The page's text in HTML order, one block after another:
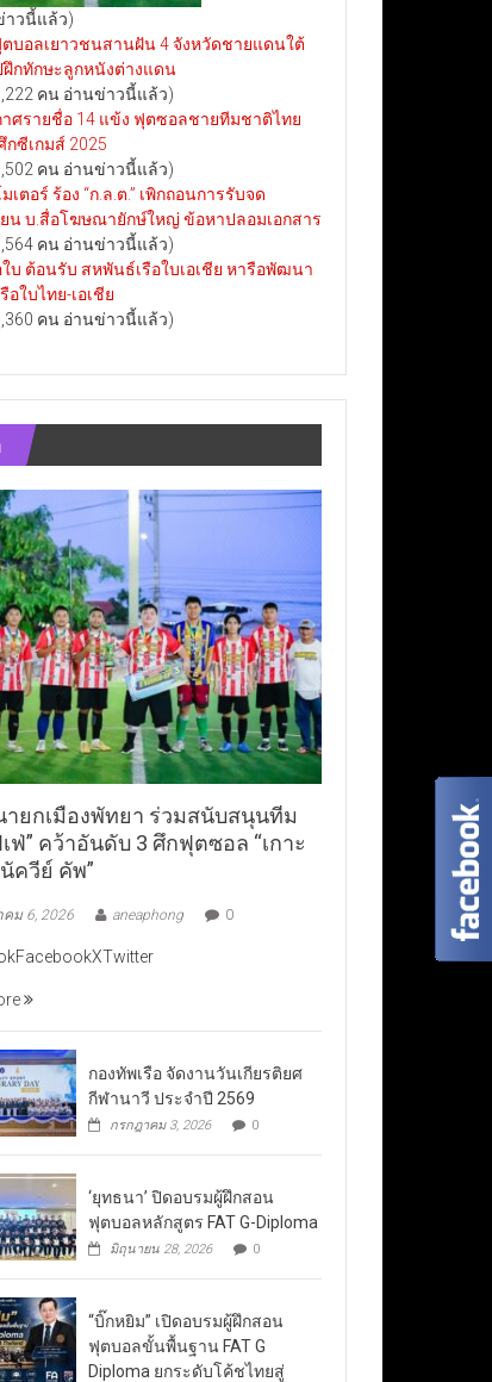
าวนี้แล้ว)
ตบอลเยาวชนสานฝัน 4 จังหวัดชายแดนใต้
ฝึกทักษะลูกหนังต่างแดน
คน อ่านข่าวนี้แล้ว)
ศรายชื่อ 14 แข้ง ฟุตซอลชายทีมชาติไทย
ซีเกมส์ 2025
คน อ่านข่าวนี้แล้ว)
เตอร์ ร้อง “ก.ล.ต.” เพิกถอนการรับจด
น บ.สื่อโฆษณายักษ์ใหญ่ ข้อหาปลอมเอกสาร
คน อ่านข่าวนี้แล้ว)
ใบ ต้อนรับ สหพันธ์เรือใบเอเชีย หารือพัฒนา
อใบไทย-เอเชีย
คน อ่านข่าวนี้แล้ว)
ายกเมืองพัทยา ร่วมสนับสนุนทีม
ฟ่” คว้าอันดับ 3 ศึกฟุตซอล “เกาะ
ควีย์ คัพ”
คม 6, 2026 aneaphong 0
กองทัพเรือ จัดงานวันเกียรติยศ
กีฬานาวี ประจำปี 2569
กรกฎาคม 3, 2026 0
‘ยุทธนา’ ปิดอบรมผู้ฝึกสอน
ฟุตบอลหลักสูตร FAT G-Diploma
มิถุนายน 28, 2026 0
“บิ๊กหยิม” เปิดอบรมผู้ฝึกสอน
ฟุตบอลขั้นพื้นฐาน FAT G
Diploma ยกระดับโค้ชไทยสู่